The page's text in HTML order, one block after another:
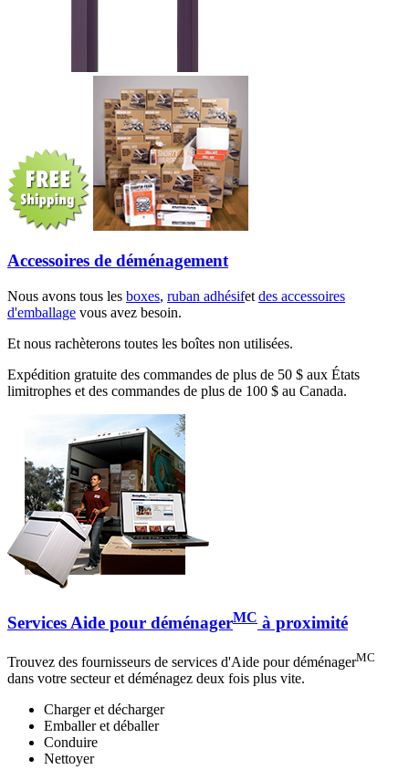
Accessoires de déménagement
Nous avons tous les boxes, ruban adhésifet des accessoires
d'emballage vous avez besoin.
Et nous rachèterons toutes les boîtes non utilisées.
Expédition gratuite des commandes de plus de 50 $ aux États
limitrophes et des commandes de plus de 100 $ au Canada.
Services Aide pour déménagerMC à proximité
Trouvez des fournisseurs de services d'Aide pour déménagerMC
dans votre secteur et déménagez deux fois plus vite.
Charger et décharger
Emballer et déballer
Conduire
Nettoyer